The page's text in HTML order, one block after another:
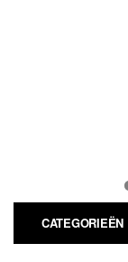
CATEGORIEËN